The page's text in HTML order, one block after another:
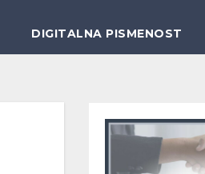
DIGITALNA PISMENOST